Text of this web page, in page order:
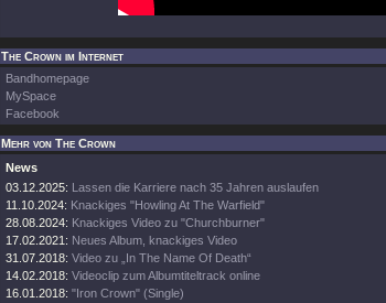
The Crown im Internet
Bandhomepage
MySpace
Facebook
Mehr von The Crown
News
03.12.2025: Lassen die Karriere nach 35 Jahren auslaufen
11.10.2024: Knackiges "Howling At The Warfield"
28.08.2024: Knackiges Video zu "Churchburner"
17.02.2021: Neues Album, knackiges Video
31.07.2018: Video zu „In The Name Of Death“
14.02.2018: Videoclip zum Albumtiteltrack online
16.01.2018: "Iron Crown" (Single)